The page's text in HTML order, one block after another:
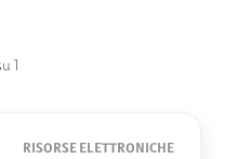
1
RISORSE ELETTRONICHE